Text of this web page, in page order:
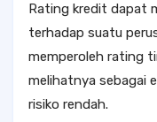
Rating kredit dapat
terhadap suatu
memperoleh rating
melihatnya sebagai
risiko rendah.